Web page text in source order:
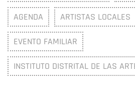
AGENDA ARTISTAS LOCALES
EVENTO FAMILIAR
INSTITUTO DISTRITAL DE LAS